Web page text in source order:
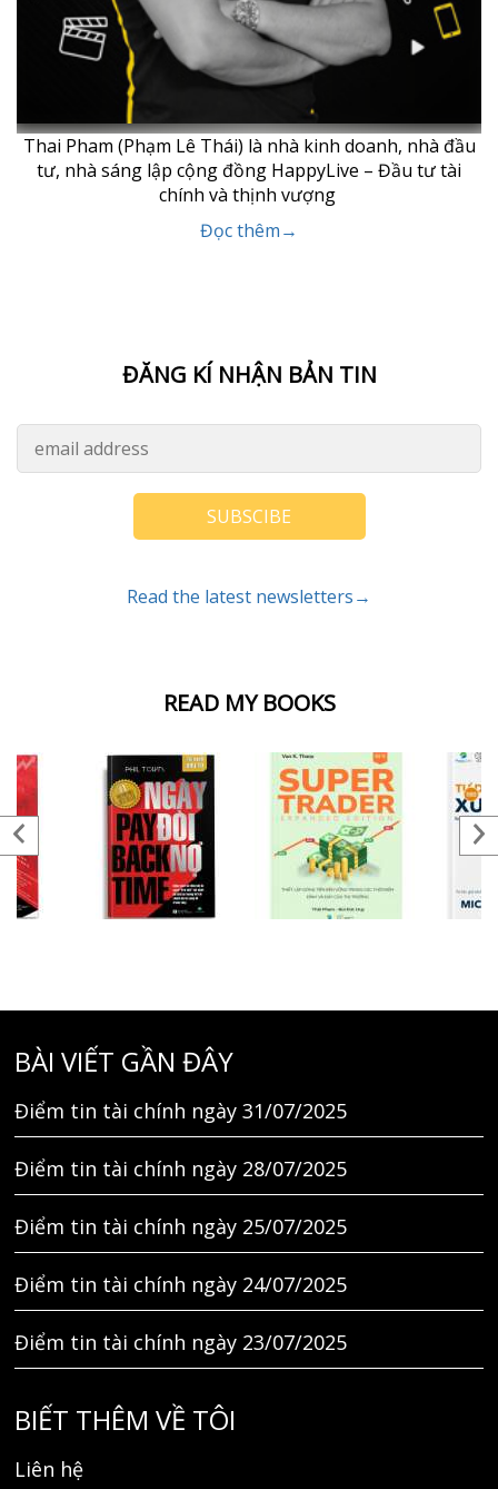
READ MY BOOKS
Thai Pham (Phạm Lê Thái) là nhà kinh doanh, nhà đầu
tư, nhà sáng lập cộng đồng HappyLive – Đầu tư tài
chính và thịnh vượng
Đọc thêm→
ĐĂNG KÍ NHẬN BẢN TIN
SUBSCIBE
Read the latest newsletters→
BÀI VIẾT GẦN ĐÂY
Điểm tin tài chính ngày 31/07/2025
Điểm tin tài chính ngày 28/07/2025
Điểm tin tài chính ngày 25/07/2025
Điểm tin tài chính ngày 24/07/2025
Điểm tin tài chính ngày 23/07/2025
BIẾT THÊM VỀ TÔI
Liên hệ